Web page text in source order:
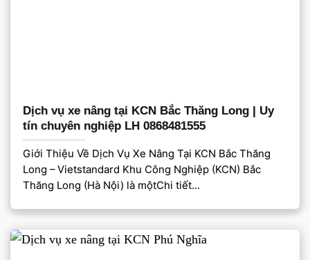
Dịch vụ xe nâng tại KCN Bắc Thăng Long | Uy
tín chuyên nghiệp LH 0868481555
Giới Thiệu Về Dịch Vụ Xe Nâng Tại KCN Bắc Thăng
Long – Vietstandard Khu Công Nghiệp (KCN) Bắc
Thăng Long (Hà Nội) là mộtChi tiết...